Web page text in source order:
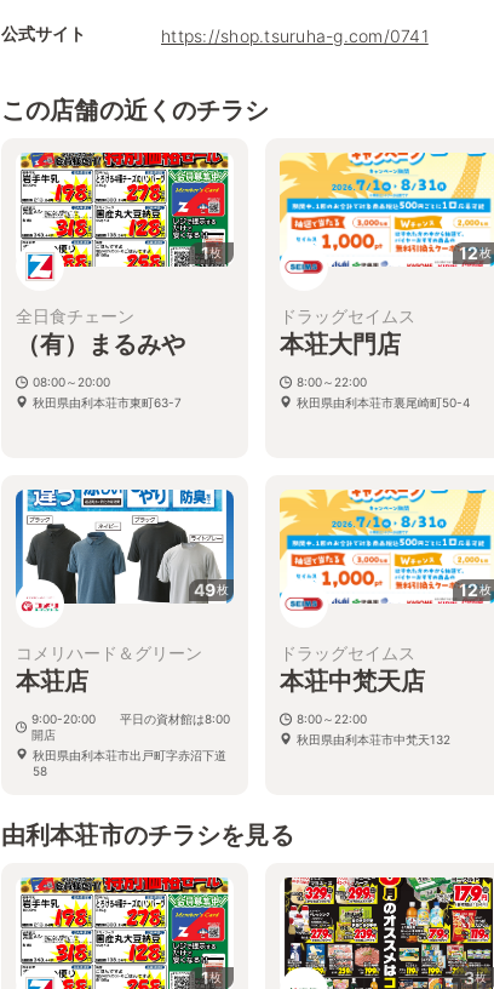
公式サイト https://shop.tsuruha-g.com/0741
この店舗の近くのチラシ
1枚
全日食チェーン
（有）まるみや
08:00～20:00
秋田県由利本荘市東町63-7
12枚
ドラッグセイムス
本荘大門店
8:00～22:00
秋田県由利本荘市裏尾崎町50-4
49枚
コメリハード＆グリーン
本荘店
9:00-20:00 平日の資材館は8:00
開店
秋田県由利本荘市出戸町字赤沼下道
58
12枚
ドラッグセイムス
本荘中梵天店
8:00～22:00
秋田県由利本荘市中梵天132
由利本荘市のチラシを見る
1枚 3枚